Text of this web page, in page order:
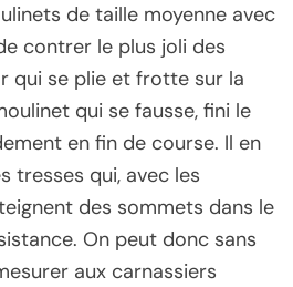
de taille moyenne avec
contrer le plus joli des
qui se plie et frotte sur la
qui se fausse, fini le
en fin de course. Il en
tresses qui, avec les
des sommets dans le
On peut donc sans
aux carnassiers